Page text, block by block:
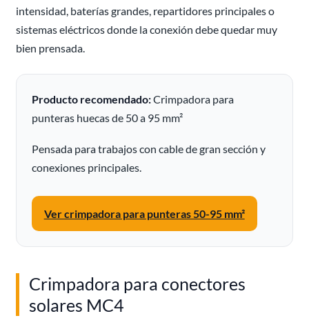
intensidad, baterías grandes, repartidores principales o
sistemas eléctricos donde la conexión debe quedar muy
bien prensada.
Producto recomendado:Crimpadora para
punteras huecas de 50 a 95 mm²
Pensada para trabajos con cable de gran sección y
conexiones principales.
Ver crimpadora para punteras 50-95 mm²
Crimpadora para conectores
solares MC4